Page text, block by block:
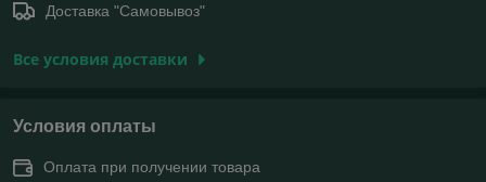
Доставка "Самовывоз"
Все условия доставки
Условия оплаты
Оплата при получении товара